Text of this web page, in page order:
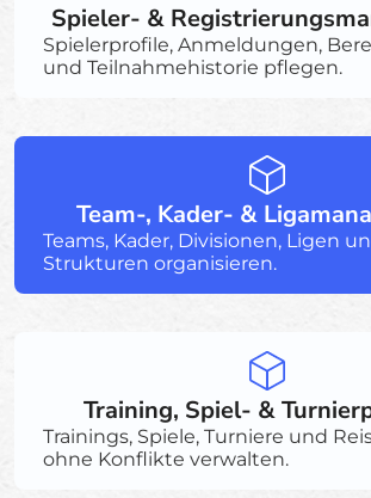
Spieler- &
Spielerprofile, Anmeldungen,
und Teilnahmehistorie pflegen.
Team-, Kader- &
Teams, Kader, Divisionen, Ligen
Strukturen organisieren.
Training, Spiel- &
Trainings, Spiele, Turniere und
ohne Konflikte verwalten.